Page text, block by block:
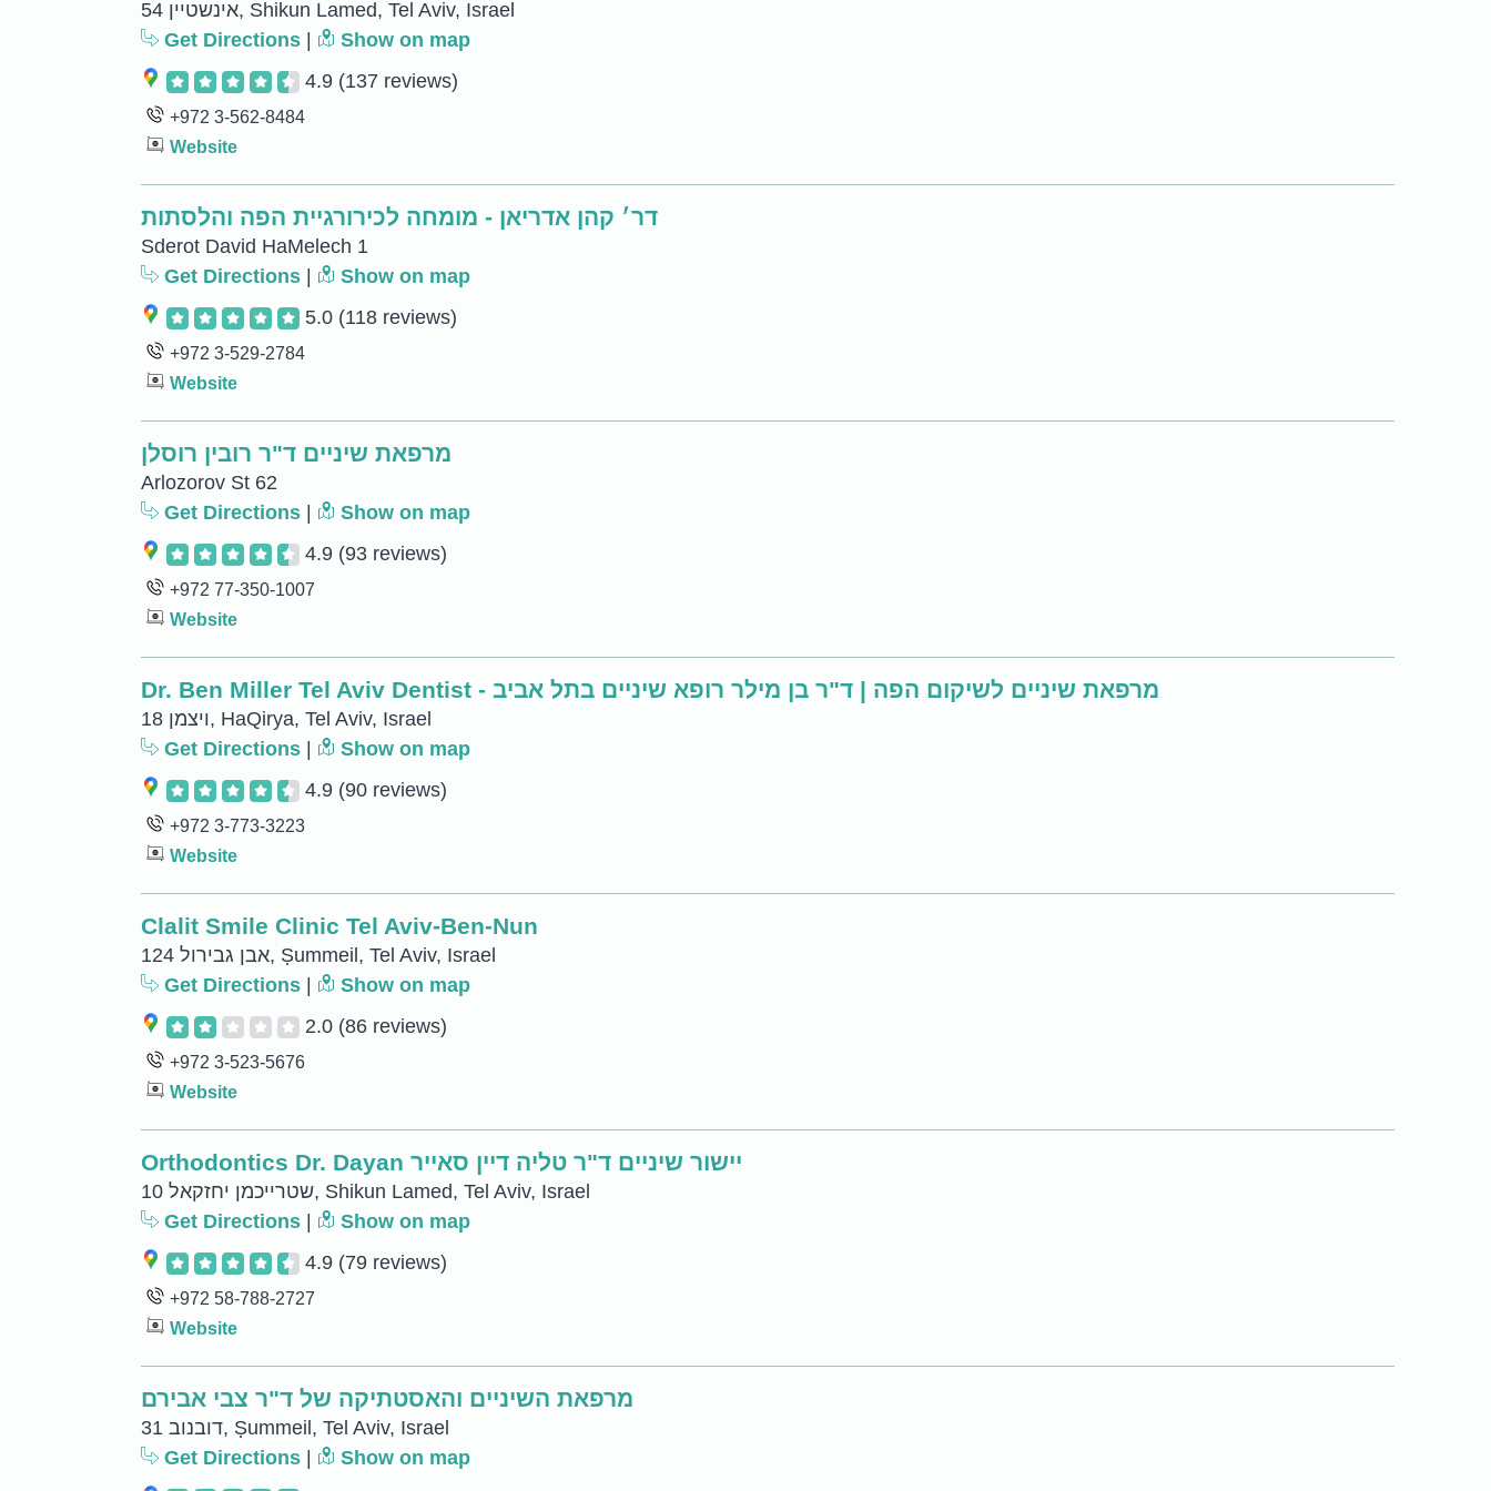
54 אינשטיין, Shikun Lamed, Tel Aviv, Israel
Get Directions
Show on map
4.9 (137 reviews)
+972 3-562-8484
Website
דר׳ קהן אדריאן - מומחה לכירורגיית הפה והלסתות
Sderot David HaMelech 1
Get Directions
Show on map
5.0 (118 reviews)
+972 3-529-2784
Website
מרפאת שיניים ד"ר רובין רוסלן
Arlozorov St 62
Get Directions
Show on map
4.9 (93 reviews)
+972 77-350-1007
Website
Dr. Ben Miller Tel Aviv Dentist - מרפאת שיניים לשיקום הפה | ד"ר בן מילר רופא שיניים בתל אביב
18 ויצמן, HaQirya, Tel Aviv, Israel
Get Directions
Show on map
4.9 (90 reviews)
+972 3-773-3223
Website
Clalit Smile Clinic Tel Aviv-Ben-Nun
124 אבן גבירול, Ṣummeil, Tel Aviv, Israel
Get Directions
Show on map
2.0 (86 reviews)
+972 3-523-5676
Website
Orthodontics Dr. Dayan יישור שיניים ד"ר טליה דיין סאייר
10 שטרייכמן יחזקאל, Shikun Lamed, Tel Aviv, Israel
Get Directions
Show on map
4.9 (79 reviews)
+972 58-788-2727
Website
מרפאת השיניים והאסטתיקה של ד"ר צבי אבירם
31 דובנוב, Ṣummeil, Tel Aviv, Israel
Get Directions
Show on map